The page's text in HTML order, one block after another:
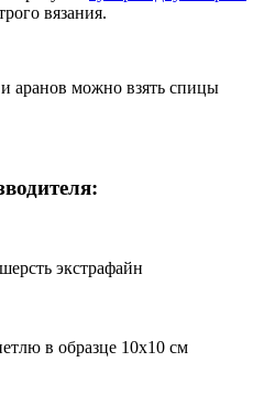
вязания.
аранов можно взять спицы
экстрафайн
в образце 10х10 см